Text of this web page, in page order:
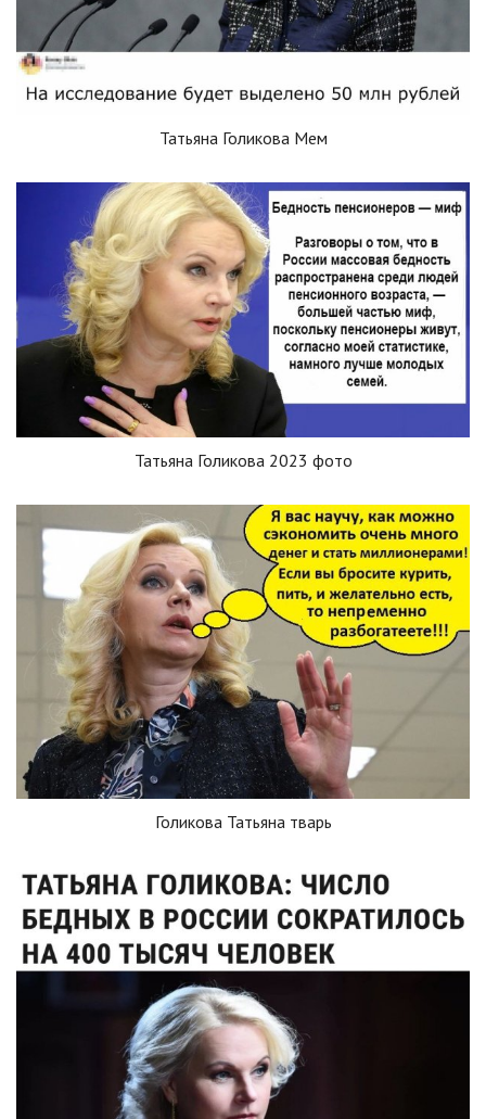
Татьяна Голикова Мем
Татьяна Голикова 2023 фото
Голикова Татьяна тварь